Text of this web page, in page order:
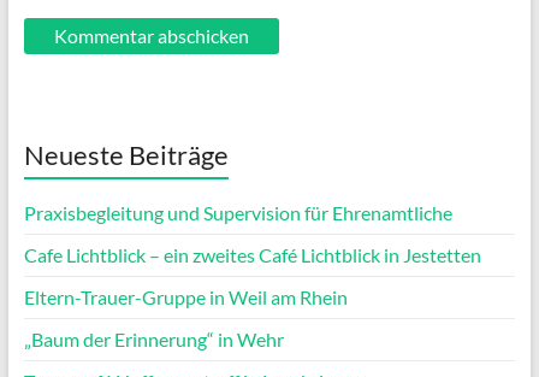
Neueste Beiträge
Praxisbegleitung und Supervision für Ehrenamtliche
Cafe Lichtblick – ein zweites Café Lichtblick in Jestetten
Eltern-Trauer-Gruppe in Weil am Rhein
„Baum der Erinnerung“ in Wehr